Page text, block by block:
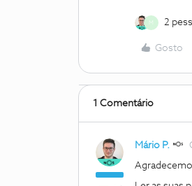
M 2
Gosto
1 Comentário
Mário P.